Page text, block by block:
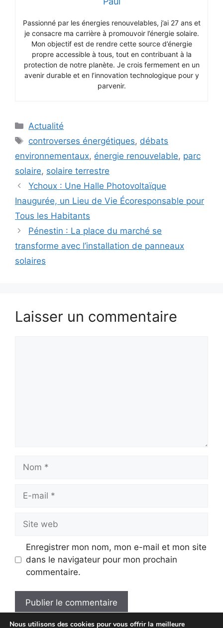
Passionné par les énergies renouvelables, j’ai 27 ans et
je consacre ma carrière à promouvoir l’énergie solaire.
Mon objectif est de rendre cette source d’énergie
propre accessible à tous, tout en contribuant à la
protection de notre planète. Je crois fermement en un
avenir durable et en l’innovation technologique pour y
parvenir.
Catégories
Actualité
Étiquettes
controverses énergétiques, débats
environnementaux, énergie renouvelable, parc
solaire, solaire terrestre
Ychoux : Une Halle Photovoltaïque
Inaugurée, un Lieu de Vie Écoresponsable pour
Tous les Habitants
Pénestin : La place du marché se
transforme avec l’installation de panneaux
solaires
Laisser un commentaire
mail
web
Enregistrer mon nom, mon e-mail et mon site
dans le navigateur pour mon prochain
commentaire.
A
Nous utilisons des cookies pour vous offrir la meilleure